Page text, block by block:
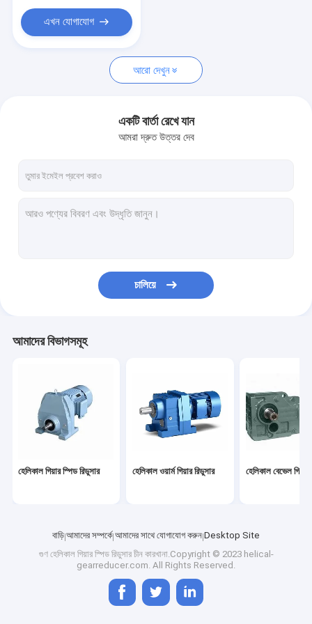
এখন যোগাযোগ
আরো দেখুন
একটি বার্তা রেখে যান
আমরা দ্রুত উত্তর দেব
চালিয়ে
আমাদের বিভাগসমূহ
হেলিকাল গিয়ার স্পিড রিডুসার হেলিকাল ওয়ার্ম গিয়ার রিডুসার হেলিকাল বেভেল গিয়ার
বাড়ি আমাদের সম্পর্কে আমাদের সাথে যোগাযোগ করুন Desktop Site
গুণ হেলিকাল গিয়ার স্পিড রিডুসারচীন কারখানা.Copyright © 2023 helical-
gearreducer.com. All Rights Reserved.